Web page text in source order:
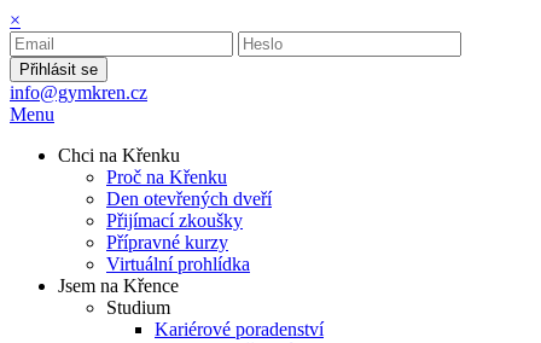
×
Přihlásit se
info@gymkren.cz
Menu
Chci na Křenku
Proč na Křenku
Den otevřených dveří
Přijímací zkoušky
Přípravné kurzy
Virtuální prohlídka
Jsem na Křence
Studium
Kariérové poradenství